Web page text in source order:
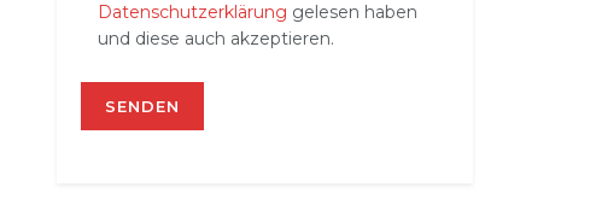
Datenschutzerklärung gelesen haben
und diese auch akzeptieren.